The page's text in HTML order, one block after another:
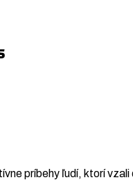
príbehy ľudí, ktorí